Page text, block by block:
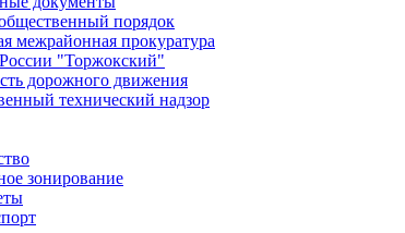
порядок
межрайонная прокуратура
"Торжокский"
дорожного движения
технический надзор
зонирование